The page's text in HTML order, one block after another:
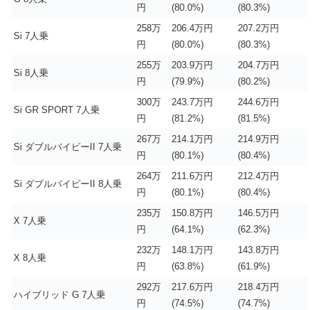
円
(80.0%) (80.3%)
Si 7人乗
258万
円
206.4万円
(80.0%)
207.2万円
(80.3%)
Si 8人乗
255万
円
203.9万円
(79.9%)
204.7万円
(80.2%)
Si GR SPORT 7人乗
300万
円
243.7万円
(81.2%)
244.6万円
(81.5%)
Si ダブルバイビーII 7人乗
267万
円
214.1万円
(80.1%)
214.9万円
(80.4%)
Si ダブルバイビーII 8人乗
264万
円
211.6万円
(80.1%)
212.4万円
(80.4%)
X 7人乗
235万
円
150.8万円
(64.1%)
146.5万円
(62.3%)
X 8人乗
232万
円
148.1万円
(63.8%)
143.8万円
(61.9%)
ハイブリッド G 7人乗
292万
円
217.6万円
(74.5%)
218.4万円
(74.7%)